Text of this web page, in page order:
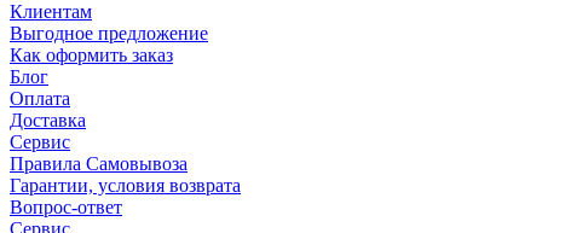
Клиентам
Выгодное предложение
Как оформить заказ
Блог
Оплата
Доставка
Сервис
Правила Самовывоза
Гарантии, условия возврата
Вопрос-ответ